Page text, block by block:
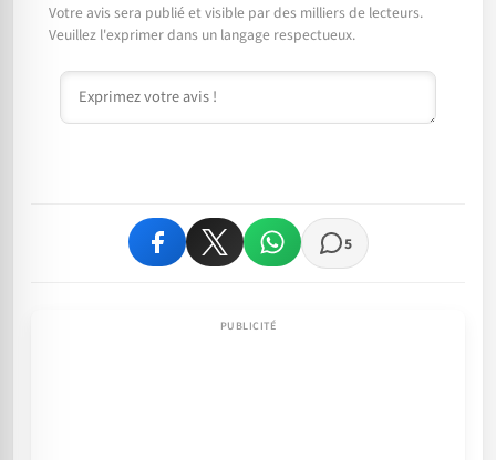
Votre avis sera publié et visible par des milliers de lecteurs.
Veuillez l'exprimer dans un langage respectueux.
Commentaire
5